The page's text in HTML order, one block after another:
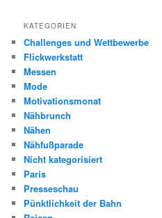
KATEGORIEN
Challenges und Wettbewerbe
Flickwerkstatt
Messen
Mode
Motivationsmonat
Nähbrunch
Nähen
Nähfußparade
Nicht kategorisiert
Paris
Presseschau
Pünktlichkeit der Bahn